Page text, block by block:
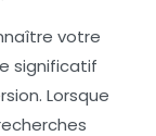
votre
significatif
Lorsque